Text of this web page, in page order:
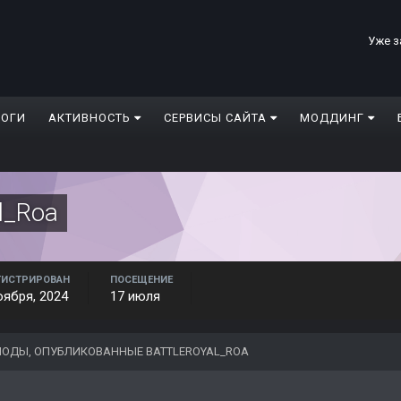
Уже
АКТИВНОСТЬ СЕРВИСЫ САЙТА МОДДИНГ
2024
ПОСЕЩЕНИЕ
17 июля
ОПУБЛИКОВАННЫЕ BATTLEROYAL_ROA